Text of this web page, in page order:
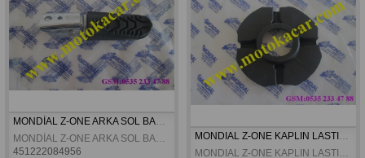
MONDİAL Z-ONE ARKA SOL BASAMAK KOMPLE ORJİNAL
MONDİAL Z-ONE ARKA SOL BASAMAK KOMPLE ORJİNAL
451222084956